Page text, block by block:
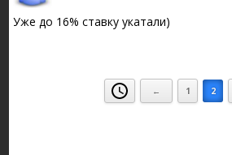
Уже до 16% ставку укатали)
← 1 2